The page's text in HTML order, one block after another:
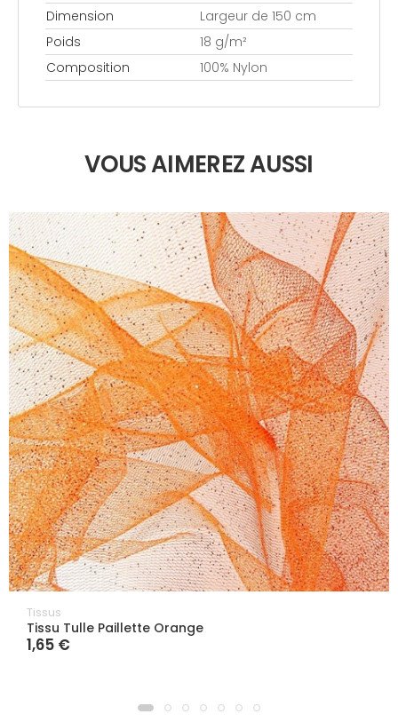
Dimension
Largeur de 150 cm
Poids
18 g/m²
Composition
100% Nylon
VOUS AIMEREZ AUSSI
Tissus
Tissu Tulle Paillette Orange
1,65 €